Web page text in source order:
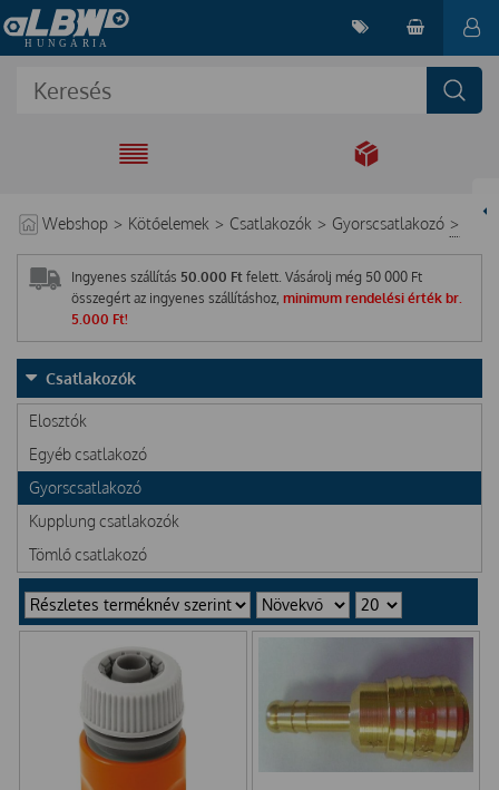
EGYÜTT A
Webshop > Kötőelemek > Csatlakozók > Gyorscsatlakozó >
Ingyenes szállítás 50.000 Ft felett. Vásárolj még 50 000 Ft
összegért az ingyenes szállításhoz, minimum rendelési érték br.
5.000 Ft!
Csatlakozók
Elosztók
Egyéb csatlakozó
Gyorscsatlakozó
Kupplung csatlakozók
Tömlő csatlakozó